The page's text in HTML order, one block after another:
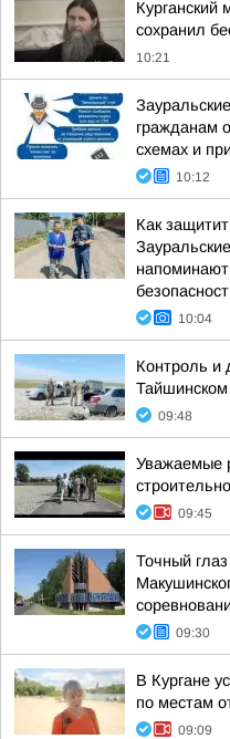
Курганский
сохранил
10:21
гражданам
схемах и
10:12
Как
10:04
Контроль и
Тайшинском
09:48
Уважаемые
09:45
Точный
09:30
В Кургане
по местам
09:09